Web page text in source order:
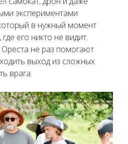
экспериментами
в нужный момент
его никто не видит.
не раз помогают
выход из сложных
врага.